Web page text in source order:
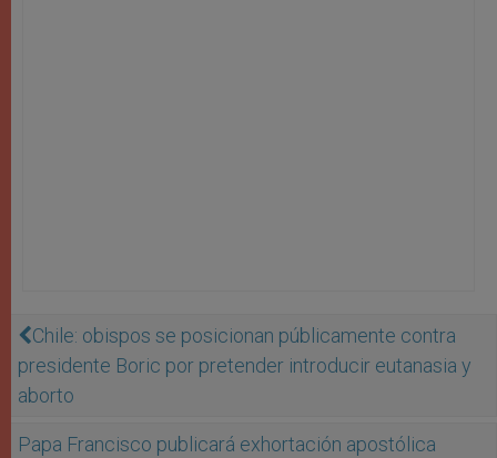
Chile: obispos se posicionan públicamente contra
presidente Boric por pretender introducir eutanasia y
aborto
Papa Francisco publicará exhortación apostólica